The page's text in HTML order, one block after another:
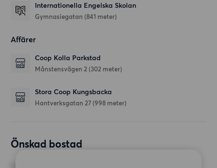
Internationella Engelska Skolan
Gymnasiegatan (841 meter)
Affärer
Coop Kolla Parkstad
Månstensvägen 2 (302 meter)
Stora Coop Kungsbacka
Hantverksgatan 27 (998 meter)
Önskad bostad